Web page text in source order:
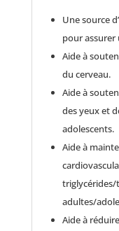
Une source
pour assurer
Aide à
du cerveau.
Aide à
des yeux et
adolescents.
Aide à
triglycérides/
adultes/
Aide à